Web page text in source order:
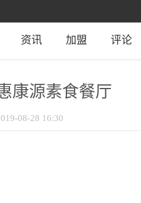
资讯 加盟 评论
康源素食餐厅
08-28 16:30